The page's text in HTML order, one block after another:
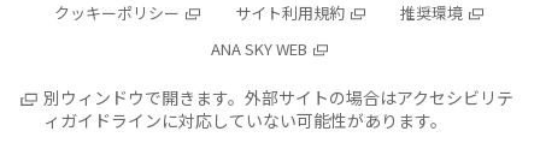
クッキーポリシー
サイト利用規約
推奨環境
ANA SKY WEB
別ウィンドウで開きます。外部サイトの場合はアクセシビリテ
ィガイドラインに対応していない可能性があります。